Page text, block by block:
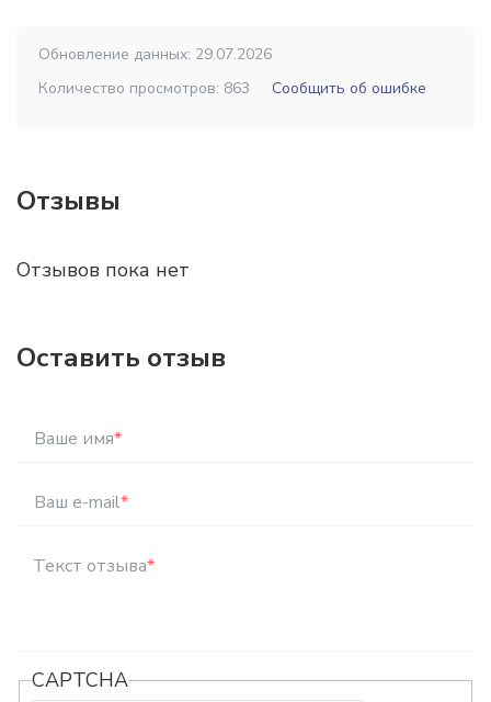
Обновление данных: 29.07.2026
Количество просмотров: 863
Сообщить об ошибке
Отзывы
Отзывов пока нет
Оставить отзыв
Ваше имя*
Ваш e-mail*
Текст отзыва*
CAPTCHA